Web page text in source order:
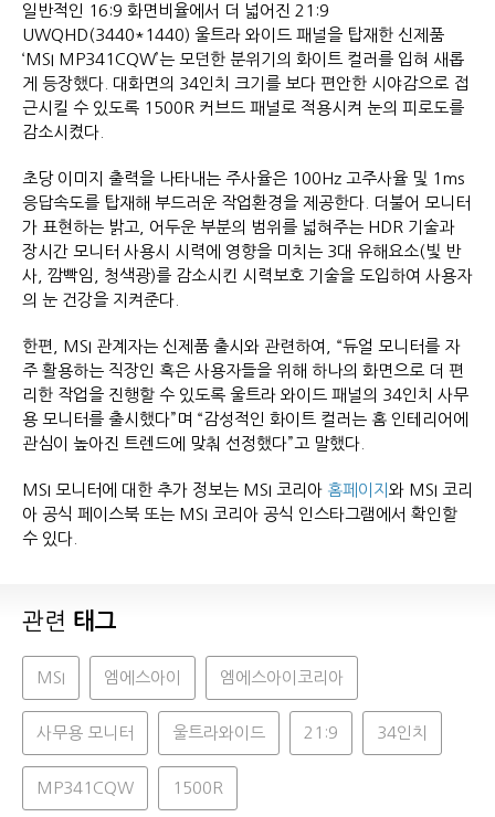
일반적인 16:9 화면비율에서 더 넓어진 21:9
UWQHD(3440*1440) 울트라 와이드 패널을 탑재한 신제품
‘MSI MP341CQW’는 모던한 분위기의 화이트 컬러를 입혀 새롭
게 등장했다. 대화면의 34인치 크기를 보다 편안한 시야감으로 접
근시킬 수 있도록 1500R 커브드 패널로 적용시켜 눈의 피로도를
감소시켰다.
초당 이미지 출력을 나타내는 주사율은 100Hz 고주사율 및 1ms
응답속도를 탑재해 부드러운 작업환경을 제공한다. 더불어 모니터
가 표현하는 밝고, 어두운 부분의 범위를 넓혀주는 HDR 기술과
장시간 모니터 사용시 시력에 영향을 미치는 3대 유해요소(빛 반
사, 깜빡임, 청색광)를 감소시킨 시력보호 기술을 도입하여 사용자
의 눈 건강을 지켜준다.
한편, MSI 관계자는 신제품 출시와 관련하여, “듀얼 모니터를 자
주 활용하는 직장인 혹은 사용자들을 위해 하나의 화면으로 더 편
리한 작업을 진행할 수 있도록 울트라 와이드 패널의 34인치 사무
용 모니터를 출시했다”며 “감성적인 화이트 컬러는 홈 인테리어에
관심이 높아진 트렌드에 맞춰 선정했다”고 말했다.
MSI 모니터에 대한 추가 정보는 MSI 코리아 홈페이지 와 MSI 코리
아 공식 페이스북 또는 MSI 코리아 공식 인스타그램에서 확인할
수 있다.
관련 태그
MSI 엠에스아이 엠에스아이코리아
사무용 모니터 울트라와이드 21:9 34인치
MP341CQW 1500R